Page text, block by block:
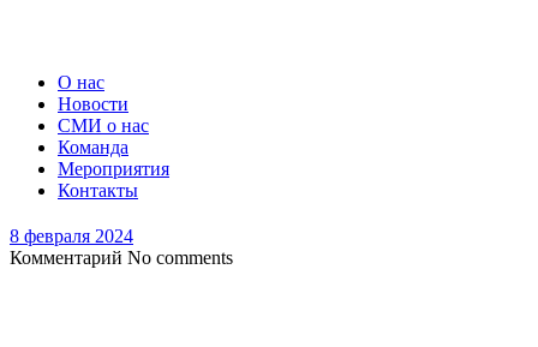
О нас
Новости
СМИ о нас
Команда
Мероприятия
Контакты
8 февраля 2024
Комментарий No comments